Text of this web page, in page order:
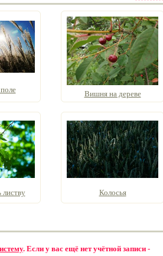
Вишня на дереве
листву Колосья
. Если у вас ещё нет учётной записи -